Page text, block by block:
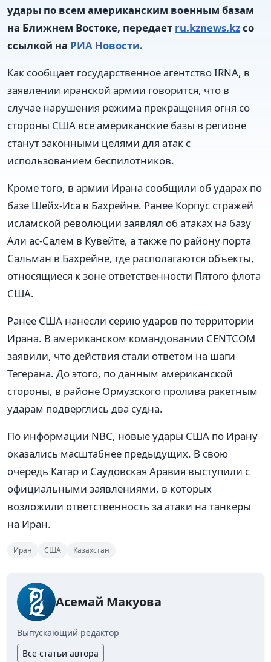
удары по всем американским военным базам
на Ближнем Востоке, передает ru.kznews.kzсо
ссылкой на РИА Новости.
Как сообщает государственное агентство IRNA, в
заявлении иранской армии говорится, что в
случае нарушения режима прекращения огня со
стороны США все американские базы в регионе
станут законными целями для атак с
использованием беспилотников.
Кроме того, в армии Ирана сообщили об ударах по
базе Шейх-Иса в Бахрейне. Ранее Корпус стражей
исламской революции заявлял об атаках на базу
Али ас-Салем в Кувейте, а также по району порта
Сальман в Бахрейне, где располагаются объекты,
относящиеся к зоне ответственности Пятого флота
США.
Ранее США нанесли серию ударов по территории
Ирана. В американском командовании CENTCOM
заявили, что действия стали ответом на шаги
Тегерана. До этого, по данным американской
стороны, в районе Ормузского пролива ракетным
ударам подверглись два судна.
По информации NBC, новые удары США по Ирану
оказались масштабнее предыдущих. В свою
очередь Катар и Саудовская Аравия выступили с
официальными заявлениями, в которых
возложили ответственность за атаки на танкеры
на Иран.
Иран США Казахстан
Асемай Макуова
Выпускающий редактор
Все статьи автора